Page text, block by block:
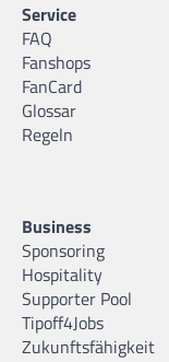
Service
FAQ
Fanshops
FanCard
Glossar
Regeln
Business
Sponsoring
Hospitality
Supporter Pool
Tipoff4Jobs
Zukunftsfähigkeit